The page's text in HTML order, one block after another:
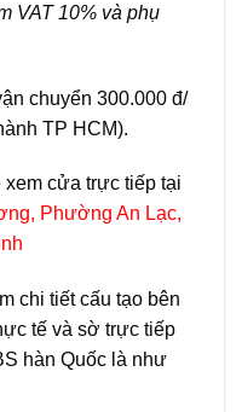
VAT 10% và phụ
chuyển 300.000 đ/
TP HCM).
xem cửa trực tiếp tại
Phường An Lạc,
chi tiết cấu tạo bên
tế và sờ trực tiếp
hàn Quốc là như